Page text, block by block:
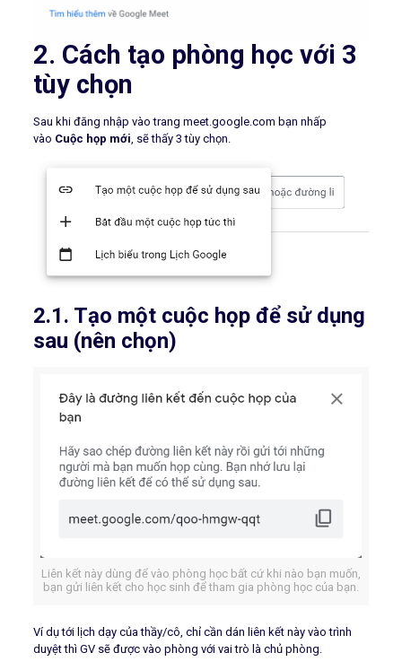
2. Cách tạo phòng học với 3
tùy chọn
Sau khi đăng nhập vào trang meet.google.com bạn nhấp
vào Cuộc họp mới, sẽ thấy 3 tùy chọn.
2.1. Tạo một cuộc họp để sử dụng
sau (nên chọn)
Liên kết này dùng để vào phòng học bất cứ khi nào bạn muốn,
bạn gửi liên kết cho học sinh để tham gia phòng học của bạn.
Ví dụ tới lịch dạy của thầy/cô, chỉ cần dán liên kết này vào trình
duyệt thì GV sẽ được vào phòng với vai trò là chủ phòng.